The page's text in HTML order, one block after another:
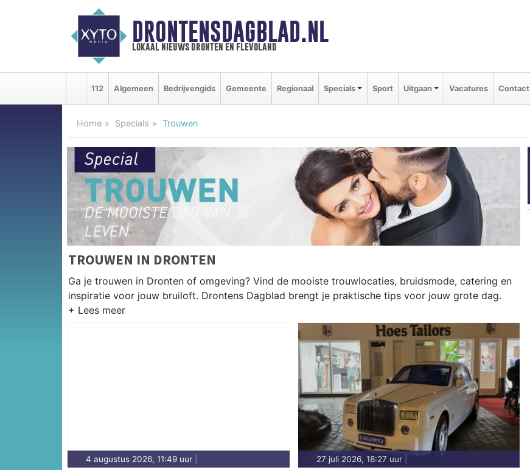
DRONTENSDAGBLAD.NL
lokaal nieuws dronten en flevoland
112 Algemeen Bedrijvengids Gemeente Regionaal Specials Sport Uitgaan Vacatures Contact
Home Specials Trouwen
TROUWEN IN DRONTEN
Ga je trouwen in Dronten of omgeving? Vind de mooiste trouwlocaties, bruidsmode, catering en
inspiratie voor jouw bruiloft. Drontens Dagblad brengt je praktische tips voor jouw grote dag.
4 augustus 2026, 11:49 uur 27 juli 2026, 18:27 uur|